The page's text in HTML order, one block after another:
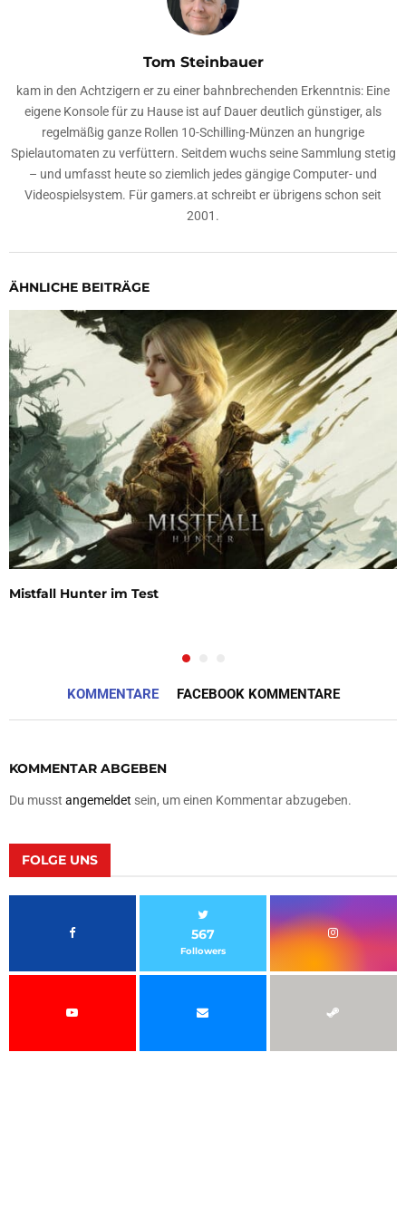
Tom Steinbauer
kam in den Achtzigern er zu einer bahnbrechenden Erkenntnis: Eine
eigene Konsole für zu Hause ist auf Dauer deutlich günstiger, als
regelmäßig ganze Rollen 10-Schilling-Münzen an hungrige
Spielautomaten zu verfüttern. Seitdem wuchs seine Sammlung stetig
– und umfasst heute so ziemlich jedes gängige Computer- und
Videospielsystem. Für gamers.at schreibt er übrigens schon seit
2001.
ÄHNLICHE BEITRÄGE
Mistfall Hunter im Test
KOMMENTARE FACEBOOK KOMMENTARE
KOMMENTAR ABGEBEN
Du musst angemeldet sein, um einen Kommentar abzugeben.
FOLGE UNS
567
Followers